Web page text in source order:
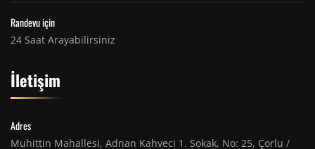
Randevu için
24 Saat Arayabilirsiniz
İletişim
Adres
Muhittin Mahallesi, Adnan Kahveci 1. Sokak, No: 25, Çorlu /